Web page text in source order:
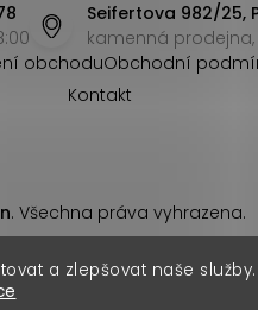
a zlepšovat naše
Seifertova 982/25,
kamenná prodejna,
obchoduObchodní
Kontakt
. Všechna práva vyhrazena.